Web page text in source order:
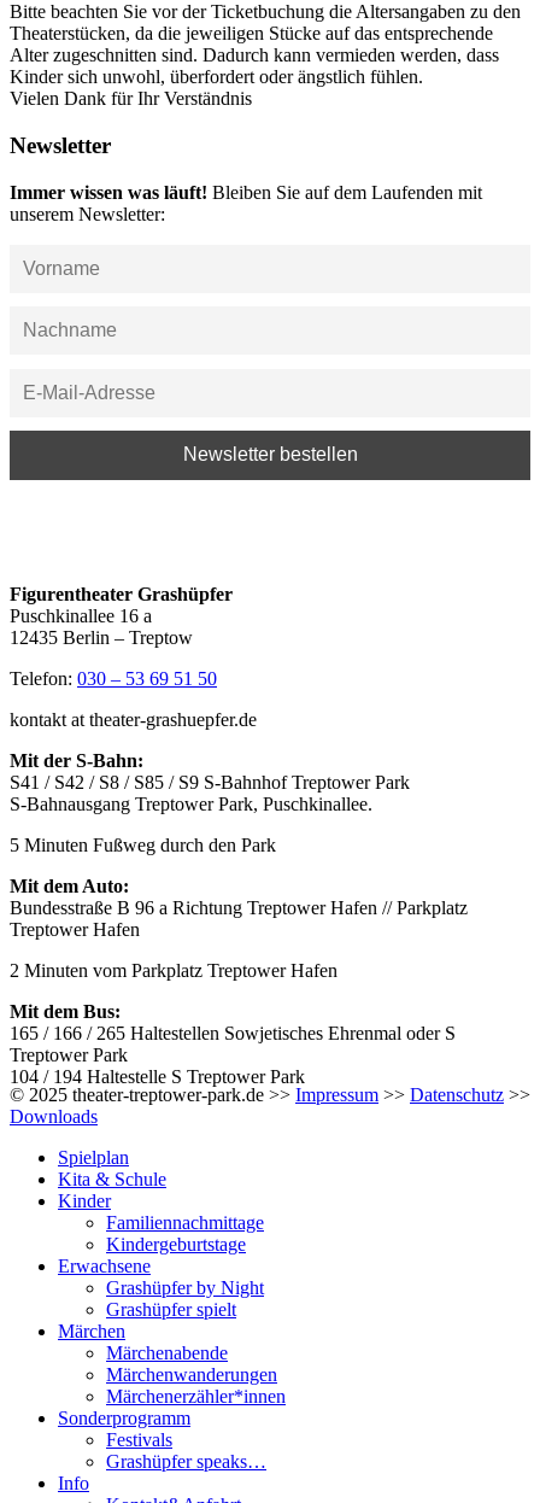
Bitte beachten Sie vor der Ticketbuchung die Altersangaben zu den
Theaterstücken, da die jeweiligen Stücke auf das entsprechende
Alter zugeschnitten sind. Dadurch kann vermieden werden, dass
Kinder sich unwohl, überfordert oder ängstlich fühlen.
Vielen Dank für Ihr Verständnis
Newsletter
Immer wissen was läuft! Bleiben Sie auf dem Laufenden mit
unserem Newsletter:
Figurentheater Grashüpfer
Puschkinallee 16 a
12435 Berlin – Treptow
Telefon: 030 – 53 69 51 50
kontakt at theater-grashuepfer.de
Mit der S-Bahn:
S41 / S42 / S8 / S85 / S9 S-Bahnhof Treptower Park
S-Bahnausgang Treptower Park, Puschkinallee.
5 Minuten Fußweg durch den Park
Mit dem Auto:
Bundesstraße B 96 a Richtung Treptower Hafen // Parkplatz
Treptower Hafen
2 Minuten vom Parkplatz Treptower Hafen
Mit dem Bus:
165 / 166 / 265 Haltestellen Sowjetisches Ehrenmal oder S
Treptower Park
104 / 194 Haltestelle S Treptower Park
© 2025 theater-treptower-park.de >> Impressum >> Datenschutz >>
Downloads
Spielplan
Kita & Schule
Kinder
Familiennachmittage
Kindergeburtstage
Erwachsene
Grashüpfer by Night
Grashüpfer spielt
Märchen
Märchenabende
Märchenwanderungen
Märchenerzähler*innen
Sonderprogramm
Festivals
Grashüpfer speaks…
Info